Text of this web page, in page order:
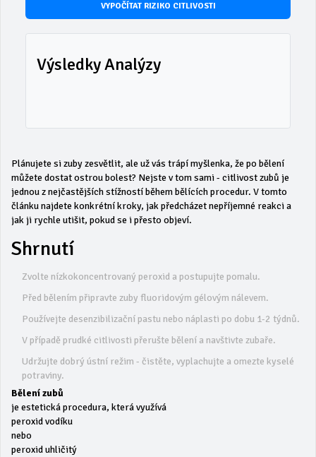
VYPOČÍTAT RIZIKO CITLIVOSTI
Výsledky Analýzy
Plánujete si zuby zesvětlit, ale už vás trápí myšlenka, že po bělení
můžete dostat ostrou bolest? Nejste v tom sami - citlivost zubů je
jednou z nejčastějších stížností během bělících procedur. V tomto
článku najdete konkrétní kroky, jak předcházet nepříjemné reakci a
jak ji rychle utišit, pokud se i přesto objeví.
Shrnutí
Zvolte nízkokoncentrovaný peroxid a postupujte pomalu.
Před bělením připravte zuby fluoridovým gélovým nálevem.
Používejte desenzibilizační pastu nebo náplasti po dobu 1-2 týdnů.
V případě prudké citlivosti přerušte bělení a navštivte zubaře.
Udržujte dobrý ústní režim - čistěte, vyplachujte a omezte kyselé
potraviny.
Bělení zubů
je estetická procedura, která využívá
peroxid vodíku
nebo
peroxid uhličitý